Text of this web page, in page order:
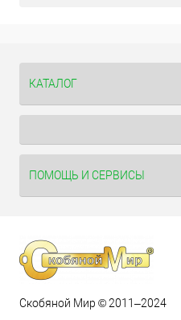
КАТАЛОГ
ПОМОЩЬ И СЕРВИСЫ
Скобяной Мир © 2011–2024